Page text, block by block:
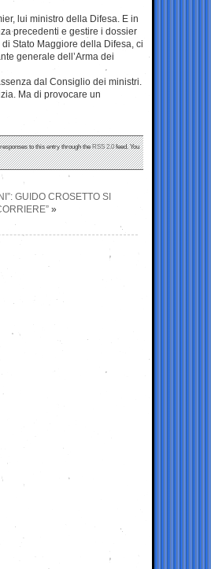
lui ministro della Difesa. E in
precedenti e gestire i dossier
Stato Maggiore della Difesa, ci
generale dell’Arma dei
dal Consiglio dei ministri.
Ma di provocare un
to this entry through theRSS 2.0feed. You
GUIDO CROSETTO SI
»